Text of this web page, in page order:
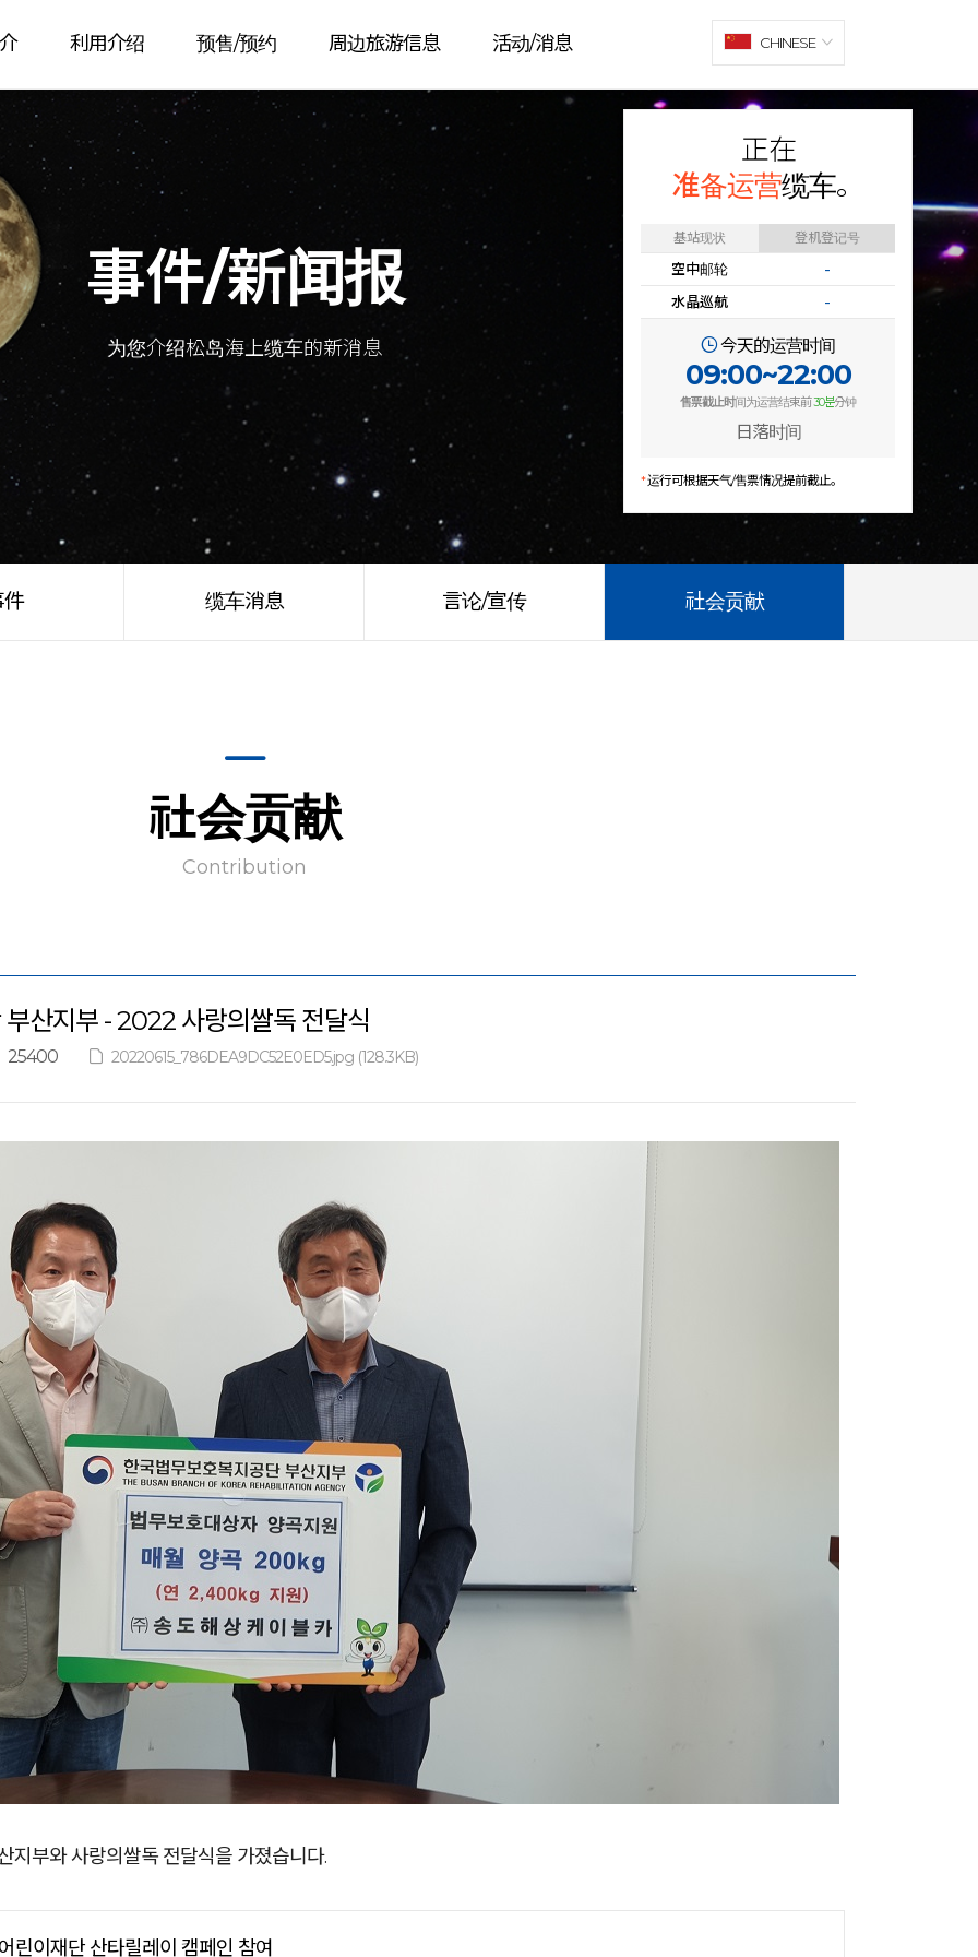
正在
准备运营缆车。
基站现状 登机登记号
空中邮轮
-
水晶巡航
-
今天的运营时间
09:00~22:00
售票截止时间为运营结束前30분分钟
日落时间
*运行可根据天气/售票情况提前截止。
利用介绍 预售/预约 周边旅游信息 活动/消息 CHINESE
事件/新闻报
为您介绍松岛海上缆车的新消息
缆车消息 言论/宣传 社会贡献
社会贡献
Contribution
산지부 - 2022 사랑의쌀독 전달식
25400 20220615_786DEA9DC52E0ED5.jpg (128.3KB)
지부와 사랑의쌀독 전달식을 가졌습니다.
린이재단 산타릴레이 캠페인 참여